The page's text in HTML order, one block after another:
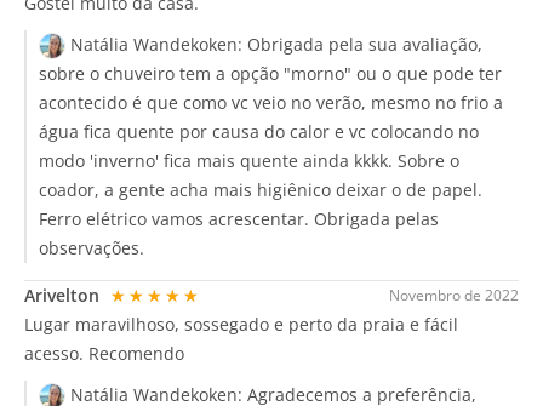
Natália Wandekoken: Obrigada pela sua avaliação,
sobre o chuveiro tem a opção "morno" ou o que pode ter
acontecido é que como vc veio no verão, mesmo no frio a
água fica quente por causa do calor e vc colocando no
modo 'inverno' fica mais quente ainda kkkk. Sobre o
coador, a gente acha mais higiênico deixar o de papel.
Ferro elétrico vamos acrescentar. Obrigada pelas
observações.
Novembro de 2022
Arivelton ★★★★★
Lugar maravilhoso, sossegado e perto da praia e fácil
acesso. Recomendo
Natália Wandekoken: Agradecemos a preferência,